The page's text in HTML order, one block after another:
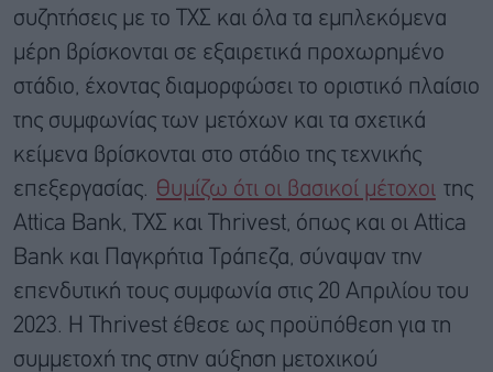
συζητήσεις με το ΤΧΣ και όλα τα εμπλεκόμενα
μέρη βρίσκονται σε εξαιρετικά προχωρημένο
στάδιο, έχοντας διαμορφώσει το οριστικό πλαίσιο
της συμφωνίας των μετόχων και τα σχετικά
κείμενα βρίσκονται στο στάδιο της τεχνικής
επεξεργασίας. Θυμίζω ότι οι βασικοί μέτοχοι της
Attica Bank, ΤΧΣ και Thrivest, όπως και οι Attica
Bank και Παγκρήτια Τράπεζα, σύναψαν την
επενδυτική τους συμφωνία στις 20 Απριλίου του
2023. Η Thrivest έθεσε ως προϋπόθεση για τη
συμμετοχή της στην αύξηση μετοχικού